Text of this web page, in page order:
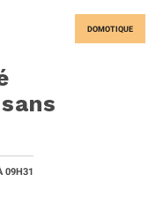
DOMOTIQUE
09H31